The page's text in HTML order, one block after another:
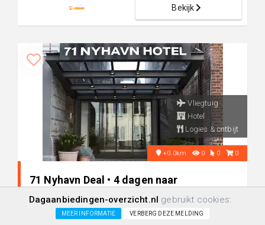
Bekijk
Vliegtuig
Hotel
Logies & ontbijt
+0.0km 0 0 0
71 Nyhavn Deal • 4 dagen naar
Kopenhagen, Denemarken
Dagaanbiedingen-overzicht.nl gebruikt cookies:
MEER INFORMATIE VERBERG DEZE MELDING